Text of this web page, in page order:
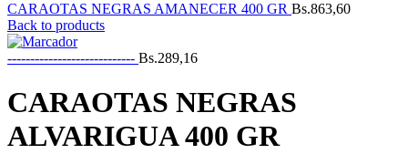
CARAOTAS NEGRAS AMANECER 400 GR Bs.863,60
Back to products
---------------------------- Bs.289,16
CARAOTAS NEGRAS
ALVARIGUA 400 GR